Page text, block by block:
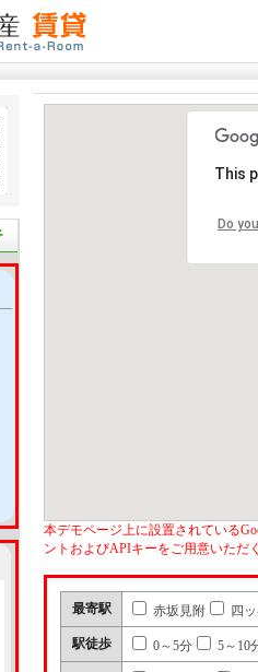
This
Do
本デモページ上に設置されている
ントおよびAPIキーをご用意いただ
最寄駅 赤坂見附 四
駅徒歩 0～5分 5～10